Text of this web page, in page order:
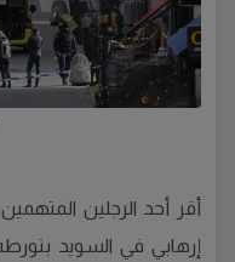
أقر أحد الرجلين
إرهابي في السويد